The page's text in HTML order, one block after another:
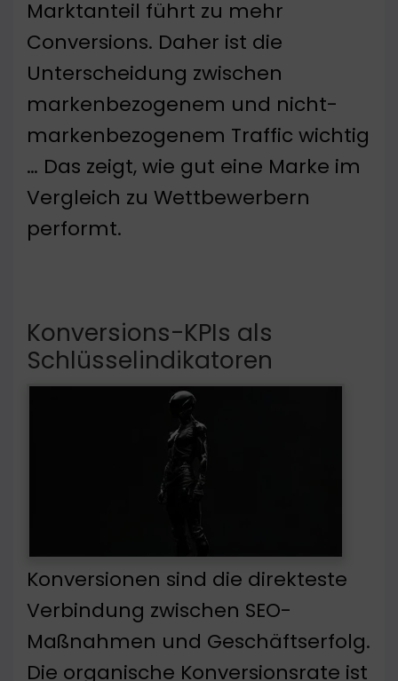
Marktanteil führt zu mehr
Conversions. Daher ist die
Unterscheidung zwischen
markenbezogenem und nicht-
markenbezogenem Traffic wichtig
… Das zeigt, wie gut eine Marke im
Vergleich zu Wettbewerbern
performt.
Konversions-KPIs als
Schlüsselindikatoren
Konversionen sind die direkteste
Verbindung zwischen SEO-
Maßnahmen und Geschäftserfolg.
Die organische Konversionsrate ist